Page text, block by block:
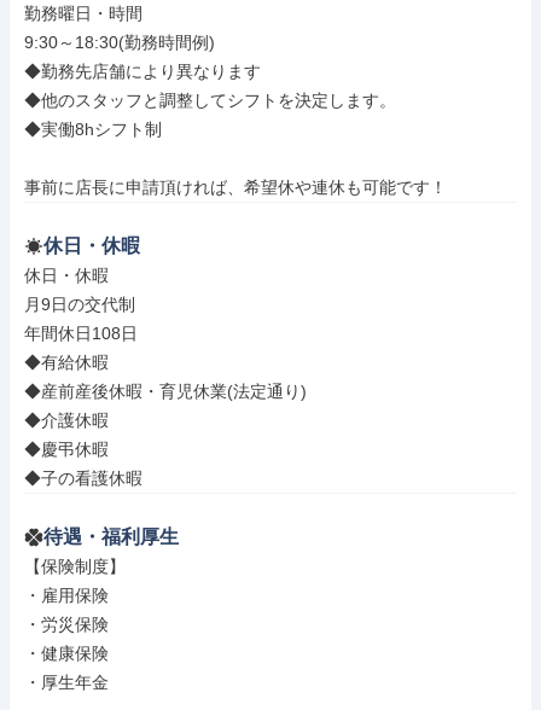
勤務曜日・時間
9:30～18:30(勤務時間例)
◆勤務先店舗により異なります
◆他のスタッフと調整してシフトを決定します。
◆実働8hシフト制
事前に店長に申請頂ければ、希望休や連休も可能です！
休日・休暇
休日・休暇
月9日の交代制
年間休日108日
◆有給休暇
◆産前産後休暇・育児休業(法定通り)
◆介護休暇
◆慶弔休暇
◆子の看護休暇
待遇・福利厚生
【保険制度】
・雇用保険
・労災保険
・健康保険
・厚生年金